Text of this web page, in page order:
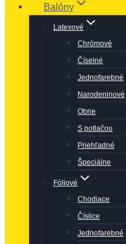
Balóny
Latexové
Chrómové
Číselné
Jednofarebné
Narodeninové
Obrie
S potlačou
Priehľadné
Špeciálne
Fóliové
Chodiace
Číslice
Jednofarebné